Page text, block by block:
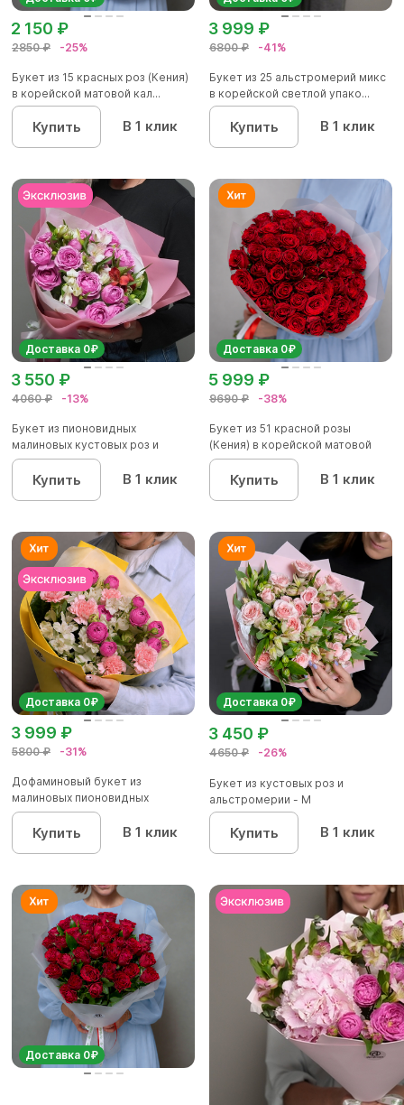
2850 ₽ -25%
2 150 ₽
Букет из 15 красных роз (Кения)
в корейской матовой кал...
Купить В 1 клик
6800 ₽ -41%
3 999 ₽
Букет из 25 альстромерий микс
в корейской светлой упако...
Купить В 1 клик
Доставка 0₽
4060 ₽ -13%
3 550 ₽
Букет из пионовидных
малиновых кустовых роз и
альстроме...
Купить В 1 клик
Доставка 0₽
9690 ₽ -38%
5 999 ₽
Букет из 51 красной розы
(Кения) в корейской матовой
уп...
Купить В 1 клик
Доставка 0₽
5800 ₽ -31%
3 999 ₽
Дофаминовый букет из
малиновых пионовидных
кустовых роз...
Купить В 1 клик
Доставка 0₽
4650 ₽ -26%
3 450 ₽
Букет из кустовых роз и
альстромерии - М
Купить В 1 клик
Доставка 0₽